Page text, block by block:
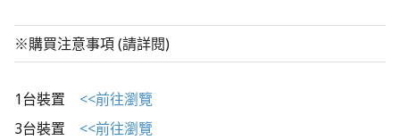
※購買注意事項 (請詳閱)
1台裝置 <<前往瀏覽
3台裝置 <<前往瀏覽